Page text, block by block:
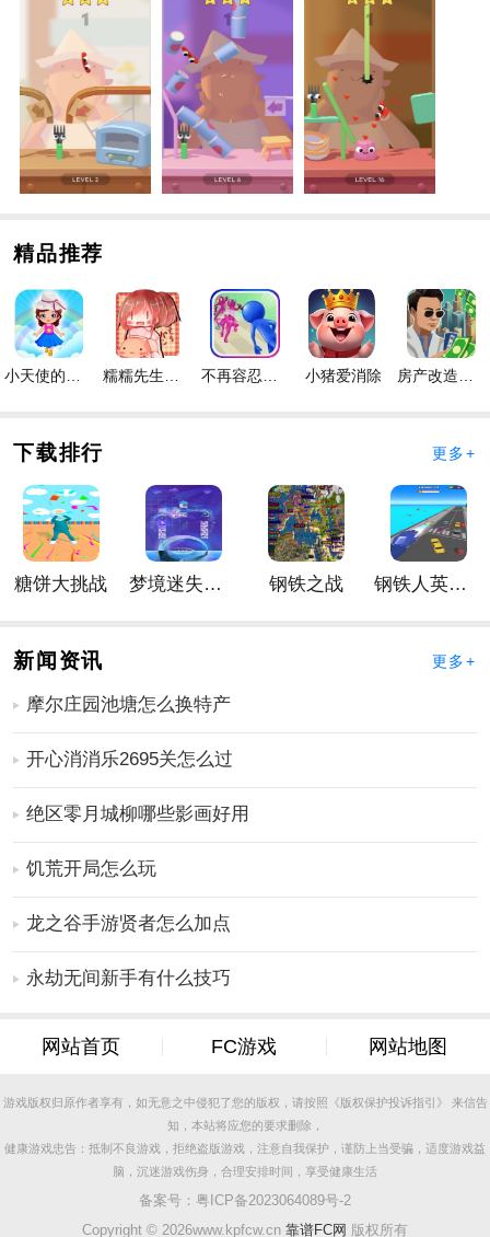
学习更多不同的跑酷技巧避开各种精心设计的陷阱每一
关都在考验玩家的反应能力。
非常有趣的新玩法在这里继续整合探索不同的区域获得
更多体验很不错。
每一关都有不同的提示功能玩家需要注意这些提示他会
让你更加轻松的完成不同任务。
更多有趣的游戏挑战元素加入这场派对盛宴开始一场不
不同的关卡会有不同的障碍物操控香肠灵活的进行躲避
快速到达终点获得游戏奖励。
享受不同的刺激手游特色对决去感受别样的多种玩法这
里的一切都是你需要去不断的收集的
香肠大乱斗手游优势
更多关卡模式带给你更多的
距离对拼的时候你可以穿过对手反身开枪或者开溜。
匹配到世界各地的玩家打败他们展现出你的强大
丰富的游戏挑战内容玩家可以自由进行解锁大量的玩法
你可以随意进行选择。
丰富的转盘奖励玩家完成不同的挑战就可以转转盘来获
释放以冲撞敌方香肠并将其推到障碍物上如锋利的工具
厨房水槽花园烧烤或从柜台推下它们让其面临灭顶之
每个关卡都有不同的挑战内容并配有欢快的背景音乐。
点击即可攻击敌人这会让对手后退直到能够消灭敌人；
在游戏中面对不同香肠人你需要完成不同的击败任务超
多不同的挑战等你来完成喜欢的玩家赶紧下载吧。
危险很多一定要注意安全否则就会闯关失败重新开始。
很多故事情节等你来解锁发现在各种场景中挑战。
程也比较顺利。
为你的就是挑选不同的武器超多不同的对战玩法让你拥
有个更多不同游戏乐趣。
玩法新颖别具一格自由选择操作玩法随时随地进行探
精品推荐
小天使的冒险手游 糯糯先生的面包店手游 不再容忍手游 小猪爱消除 房产改造王游戏手机版手游
下载排行 更多+
糖饼大挑战 梦境迷失星辰 钢铁之战 钢铁人英雄3D
新闻资讯 更多+
摩尔庄园池塘怎么换特产
开心消消乐2695关怎么过
绝区零月城柳哪些影画好用
饥荒开局怎么玩
龙之谷手游贤者怎么加点
永劫无间新手有什么技巧
网站首页 FC游戏 网站地图
游戏版权归原作者享有，如无意之中侵犯了您的版权，请按照《版权保护投诉指引》 来信告
知，本站将应您的要求删除，
健康游戏忠告：抵制不良游戏，拒绝盗版游戏，注意自我保护，谨防上当受骗，适度游戏益
脑，沉迷游戏伤身，合理安排时间，享受健康生活
备案号： 粤ICP备2023064089号-2
Copyright © 2026www.kpfcw.cn 靠谱FC网 版权所有